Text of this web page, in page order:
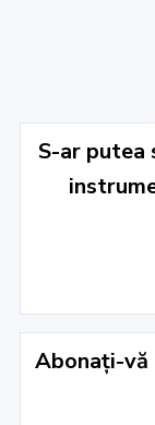
S-ar putea
Abonați-